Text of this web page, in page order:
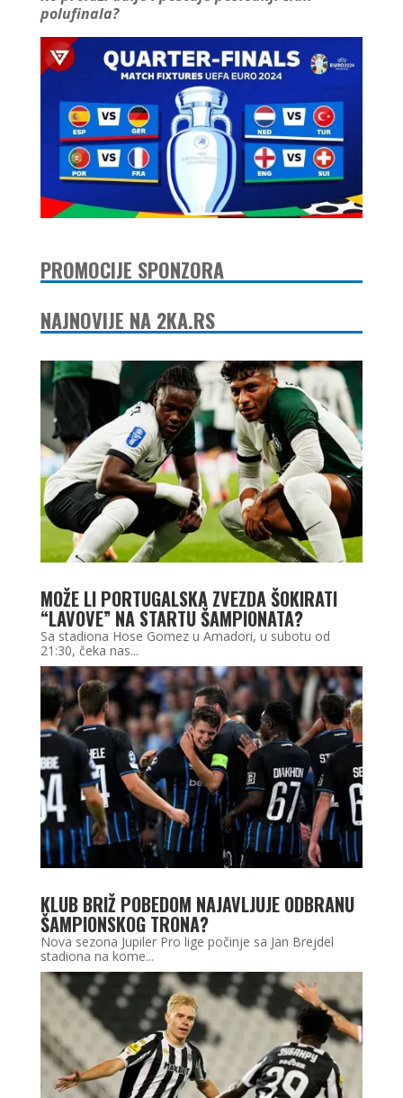
polufinala?
PROMOCIJE SPONZORA
NAJNOVIJE NA 2KA.RS
MOŽE LI PORTUGALSKA ZVEZDA ŠOKIRATI
“LAVOVE” NA STARTU ŠAMPIONATA?
Sa stadiona Hose Gomez u Amadori, u subotu od
21:30, čeka nas...
KLUB BRIŽ POBEDOM NAJAVLJUJE ODBRANU
ŠAMPIONSKOG TRONA?
Nova sezona Jupiler Pro lige počinje sa Jan Brejdel
stadiona na kome...